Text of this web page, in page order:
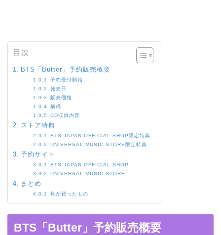
目次
BTS「Butter」予約販売概要
予約受付開始
発売日
販売価格
構成
CD収録内容
ストア特典
BTS JAPAN OFFICIAL SHOP限定特典
UNIVERSAL MUSIC STORE限定特典
予約サイト
BTS JAPAN OFFICIAL SHOP
UNIVERSAL MUSIC STORE
まとめ
私が買ったもの
BTS「Butter」予約販売概要